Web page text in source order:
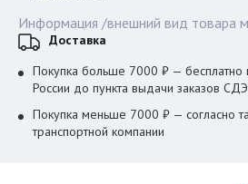
Информация /внешний вид товара
Доставка
Покупка больше 7000 ₽ — бесплатно
России до пункта выдачи заказов
Покупка меньше 7000 ₽ — согласно
транспортной компании